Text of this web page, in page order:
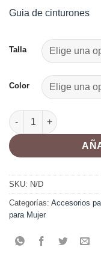
Guia de cinturones
Talla
Color
Cinturón León Simba
SKU: N/D
Categorías: Accesorios
para Mujer